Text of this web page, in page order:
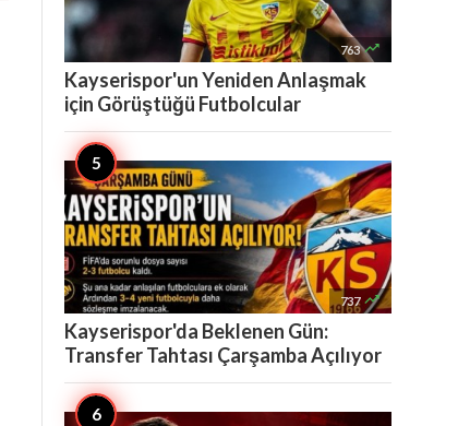
763 
Kayserispor'un Yeniden Anlaşmak
için Görüştüğü Futbolcular
737 
Kayserispor'da Beklenen Gün:
Transfer Tahtası Çarşamba Açılıyor